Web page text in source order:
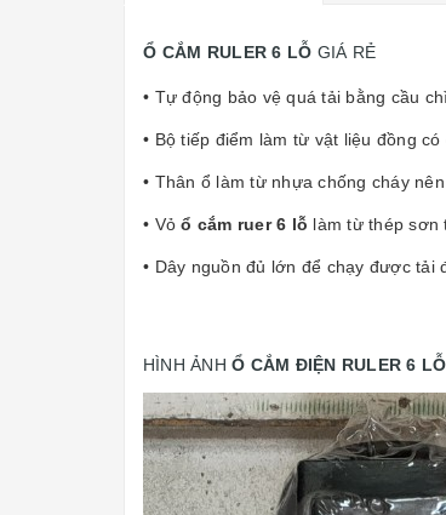
Ổ CẮM RULER 6 LỖ GIÁ RẺ
• Tự động bảo vệ quá tải bằng cầu
• Bộ tiếp điểm làm từ vật liệu đồng
• Thân ổ làm từ nhựa chống cháy
• Vỏổ cắm ruer 6 lỗ làm từ thép sơn
• Dây nguồn đủ lớn để chạy được tải
HÌNH ẢNHỔ CẮM ĐIỆN RULER 6 LỖ